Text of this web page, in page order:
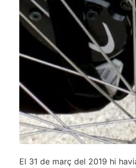
El 31 de març del 2019 hi